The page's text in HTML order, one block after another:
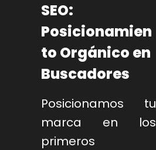
SEO:
Posicionamien
to Orgánico en
Buscadores
Posicionamos tu
marca en los
primeros